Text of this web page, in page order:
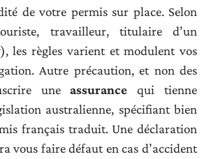
de votre permis sur place. Selon
travailleur, titulaire d’un
les règles varient et modulent vos
Autre précaution, et non des
uneassurance qui tienne
australienne, spécifiant bien
français traduit. Une déclaration
vous faire défaut en cas d’accident